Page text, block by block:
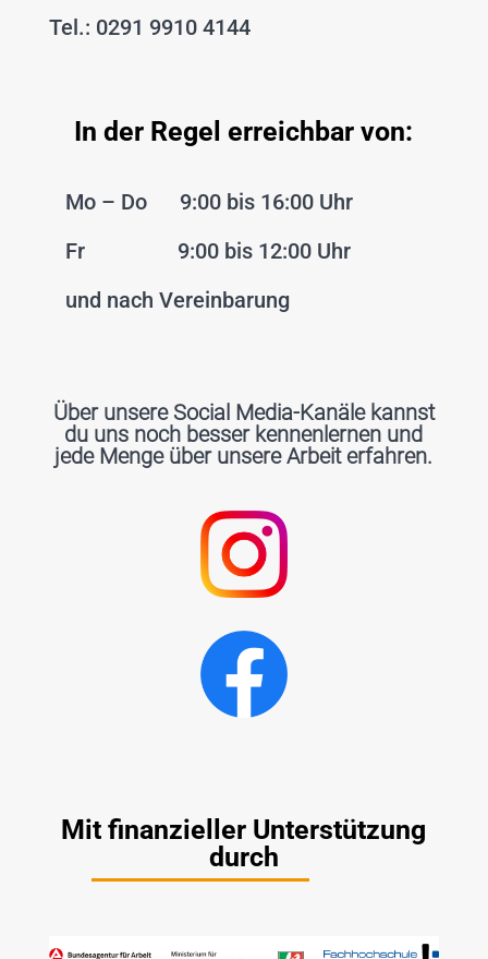
Tel.: 0291 9910 4144
In der Regel erreichbar von:
Mo – Do 9:00 bis 16:00 Uhr
Fr 9:00 bis 12:00 Uhr
und nach Vereinbarung
Über unsere Social Media-Kanäle kannst
du uns noch besser kennenlernen und
jede Menge über unsere Arbeit erfahren.
Mit finanzieller Unterstützung
durch